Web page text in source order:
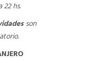
22 hs.
son